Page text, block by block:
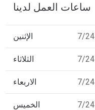
ساعات العمل لدينا
الإثنين 7/24
الثلاثاء 7/24
الاربعاء 7/24
الخميس 7/24